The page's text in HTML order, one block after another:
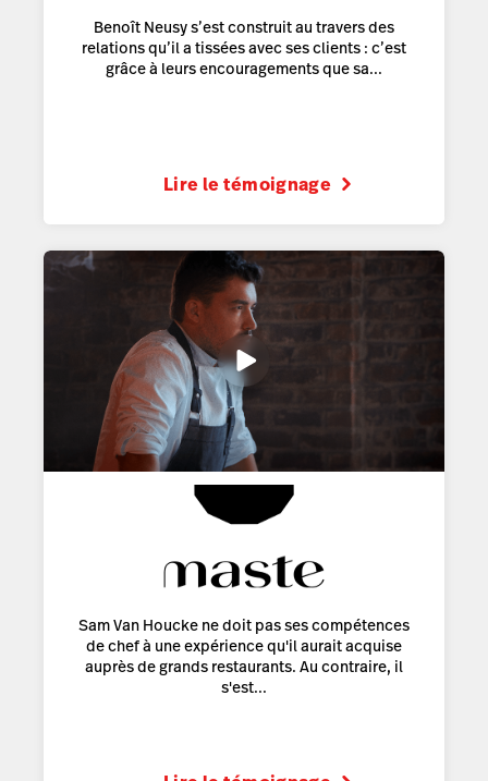
Benoît Neusy s’est construit au travers des
relations qu’il a tissées avec ses clients : c’est
grâce à leurs encouragements que sa...
Lire le témoignage
Sam Van Houcke ne doit pas ses compétences
de chef à une expérience qu'il aurait acquise
auprès de grands restaurants. Au contraire, il
s'est...